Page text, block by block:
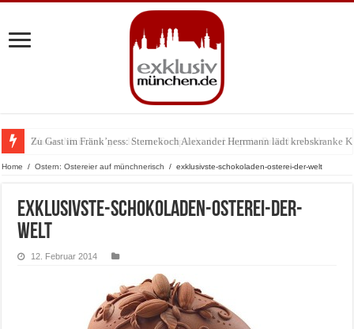
Zu Gast im Fränk’ness: Sternekoch Alexander Herrmann lädt krebskranke
Warum München gerade zum Treffpunkt der Lingerie-Branche wurde
Home / Ostern: Ostereier auf münchnerisch / exklusivste-schokoladen-osterei-der-welt
exklusivste-schokoladen-osterei-der-
welt
12. Februar 2014